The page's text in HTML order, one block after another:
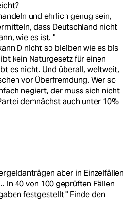
und ehrlich genug sein,
dass Deutschland nicht
wie es ist. "
D nicht so bleiben wie es bis
kein Naturgesetz für einen
es nicht. Und überall, weltweit,
vor Überfremdung. Wer so
negiert, der muss sich nicht
demnächst auch unter 10%
aber in Einzelfällen
In 40 von 100 geprüften Fällen
festgestellt." Finde den